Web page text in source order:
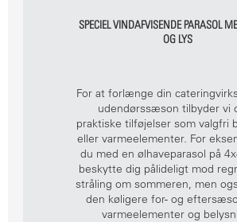
SPECIEL VINDAFVISENDE PARASOL
OG LYS
For at forlænge din
udendørssæson tilbyder vi
praktiske tilføjelser som valgfri
eller varmeelementer. For
du med en ølhaveparasol på
beskytte dig pålideligt mod
stråling om sommeren, men
den køligere for- og
varmeelementer og